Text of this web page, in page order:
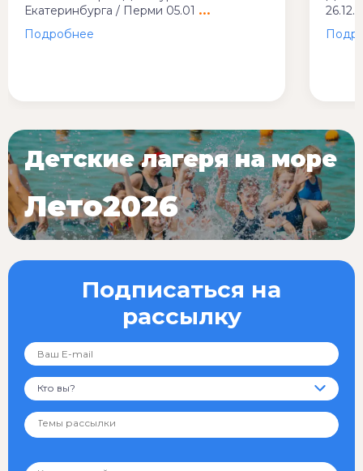
Екатеринбурга / Перми 05.01
Подписаться на
рассылку
Кто вы?
Детские лагеря на море
Лето2026